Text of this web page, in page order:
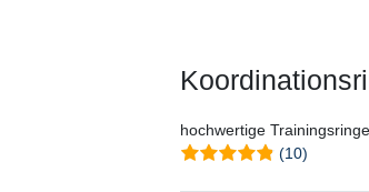
hochwertige
(10)